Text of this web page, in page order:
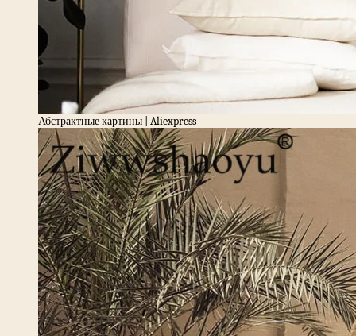
Абстрактные картины | Aliexpress